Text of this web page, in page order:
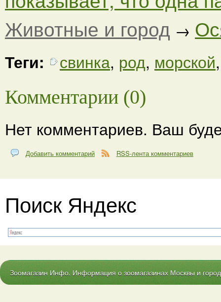
Животные и город →
Теги: свинка, род, морской
Комментарии (0)
Нет комментариев. Ваш
Добавить комментарий RSS-лента комментариев
Поиск Яндекс
Зоомагазин Инфо. Информация о зоомагазинах Москвы и